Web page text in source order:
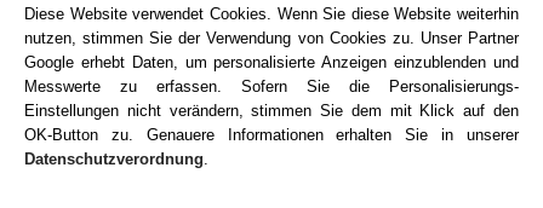
Stier Sternzeichen
Diese Website verwendet Cookies. Wenn Sie diese Website weiterhin
nutzen, stimmen Sie der Verwendung von Cookies zu. Unser Partner
Google erhebt Daten, um personalisierte Anzeigen einzublenden und
Messwerte zu erfassen. Sofern Sie die Personalisierungs-
Einstellungen nicht verändern, stimmen Sie dem mit Klick auf den
OK-Button zu. Genauere Informationen erhalten Sie in unserer
Datenschutzverordnung